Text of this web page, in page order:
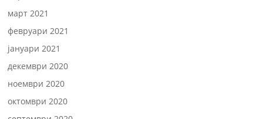
март 2021
февруари 2021
јануари 2021
декември 2020
ноември 2020
октомври 2020